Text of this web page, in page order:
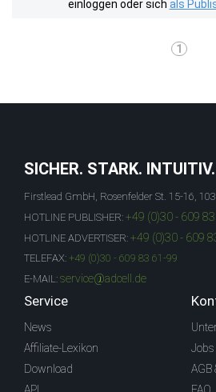
einloggen oder sich als
1
SICHER. STARK. INTUITIV.
Firstlead GmbH, Rosenfelder St. 15-16,
HOTLINE PUBLISHER: +49 (0)30 - 609
HOTLINE ADVERTISER: +49 (0)30 - 609
TELEFAX: +49 (0)30 - 609 83 61-99
E-MAIL: service@adcell.de
Service
News
Affiliate-Lexikon
Download
Jobs
AGB